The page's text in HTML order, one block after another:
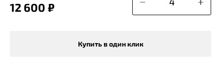
12 600 ₽
Купить в один клик